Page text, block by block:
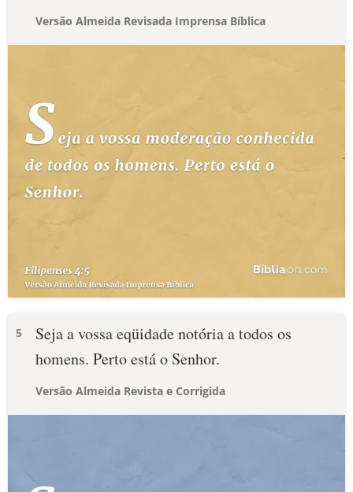
Versão Almeida Revisada Imprensa Bíblica
5
Seja a vossa eqüidade notória a todos os
homens. Perto está o Senhor.
Versão Almeida Revista e Corrigida